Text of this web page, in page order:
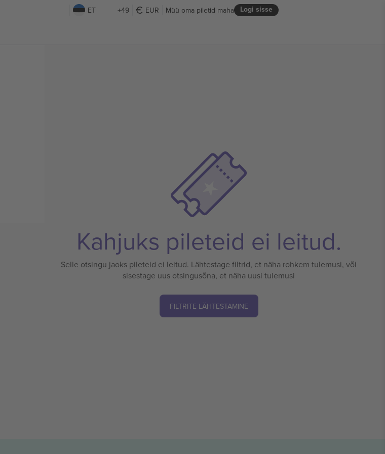
ET +49 EUR Logi sisse
Müü oma piletid maha
Kahjuks pileteid ei leitud.
Selle otsingu jaoks pileteid ei leitud. Lähtestage filtrid, et näha rohkem tulemusi, või
sisestage uus otsingusõna, et näha uusi tulemusi
FILTRITE LÄHTESTAMINE